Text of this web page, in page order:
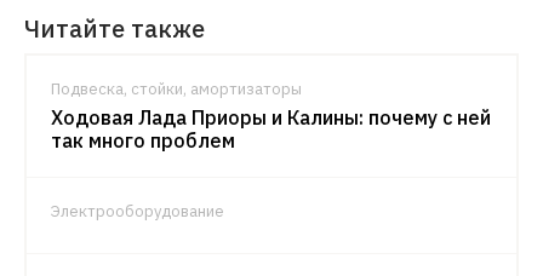
Читайте также
Подвеска, стойки, амортизаторы
Ходовая Лада Приоры и Калины: почему с ней
так много проблем
Электрооборудование